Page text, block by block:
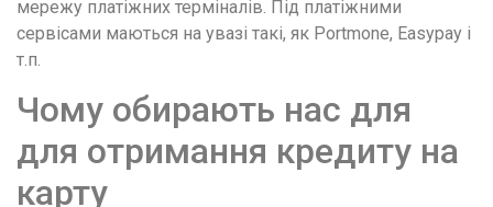
мережу платіжних терміналів. Під платіжними
сервісами маються на увазі такі, як Portmone, Easypay і
т.п.
Чому обирають нас для
для отримання кредиту на
карту